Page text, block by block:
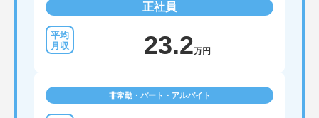
正社員
23.2万円
非常勤・パート・アルバイト